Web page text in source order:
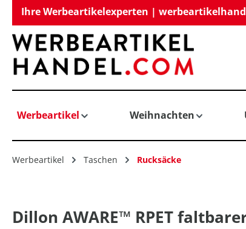
Zur Hauptnavigation springen
Ihre Werbeartikelexperten |
Werbeartikel Weihnachten
Werbeartikel Taschen Rucksäcke
Dillon AWARE™ RPET